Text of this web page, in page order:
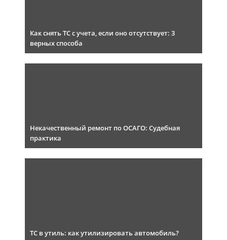
Как снять ТС с учета, если оно отсутствует: 3
верных способа
Некачественный ремонт по ОСАГО: Судебная
практика
ТС в утиль: как утилизировать автомобиль?